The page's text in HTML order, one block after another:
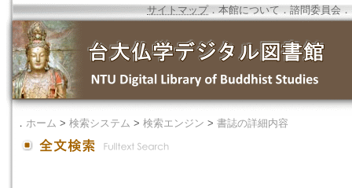
サイトマップ．本館について ． 諮問委員会 ．
． ホーム > 検索システム > 検索エンジン > 書誌の詳細内容